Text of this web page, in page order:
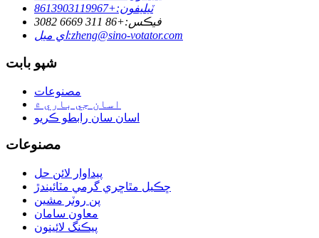
ٽيليفون:+8613903119967
فيڪس:+86 311 6669 3082
اي ميل:zheng@sino-votator.com
شپو بابت
مصنوعات
اسان جي باري ۾
اسان سان رابطو ڪريو
مصنوعات
پيداوار لائن حل
ڇڪيل مٿاڇري گرمي مٽائيندڙ
پن روٽر مشين
معاون سامان
پيڪنگ لائينون